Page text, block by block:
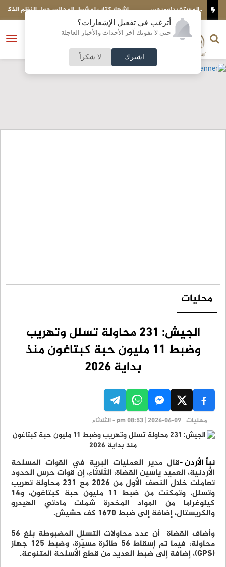
أترغب في تفعيل الإشعارات؟
حتى لا تفوتك آخر الأحداث والأخبار العاجلة
اشترك لا شكراً
إشهار كتاب لمشعل المجالي حول النظم الذكية للمكتبات
فتح
الناشر و رئيس التحرير
النسخة الكاملة
محليات
الجيش: 231 محاولة تسلل وتهريب
وضبط 11 مليون حبة كبتاغون منذ
بداية 2026
محليات pm 08:53 | 2026-06-09 - الثلاثاء
نبأ الأردن -قال مدير العمليات البرية في القوات المسلحة
الأردنية، العميد ياسين القضاة، الثلاثاء، إن قوات حرس الحدود
تعاملت خلال النصف الأول من 2026 مع 231 محاولة تهريب
وتسلل، وتمكنت من ضبط 11 مليون حبة كبتاغون، و14
كيلوغراما من المواد المخدرة شملت مادتي الهيدرو
والكريستال، إضافة إلى ضبط 1670 كف حشيش.
وأضاف القضاة أن عدد محاولات التسلل المضبوطة بلغ 56
محاولة، فيما تم إسقاط 56 طائرة مسيّرة، وضبط 125 جهاز
(GPS)، إضافة إلى ضبط العديد من قطع الأسلحة المتنوعة.